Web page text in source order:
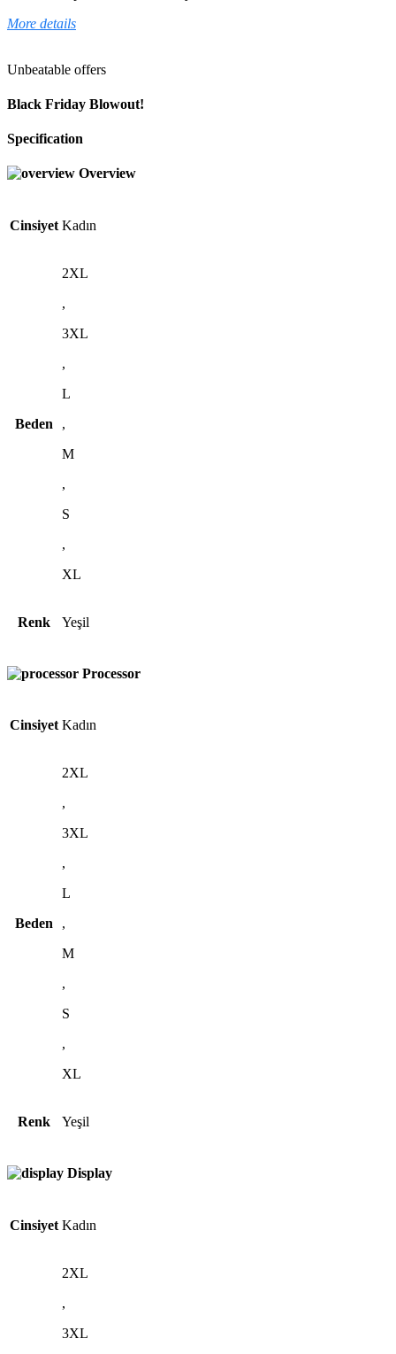
More details
Unbeatable offers
Black Friday Blowout!
Specification
Overview
Cinsiyet Kadın
Beden
2XL
,
3XL
,
L
,
M
,
S
,
XL
Renk Yeşil
Processor
Cinsiyet Kadın
Beden
2XL
,
3XL
,
L
,
M
,
S
,
XL
Renk Yeşil
Display
Cinsiyet Kadın
2XL
,
3XL